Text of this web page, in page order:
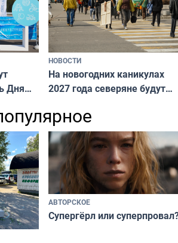
Дня
НОВОСТИ
На новогодних каникулах
2027 года северяне будут
АВТОРСКОЕ
Супергёрл или